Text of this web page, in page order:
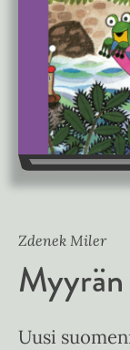
Zdenek Miler
Myyrän
Uusi